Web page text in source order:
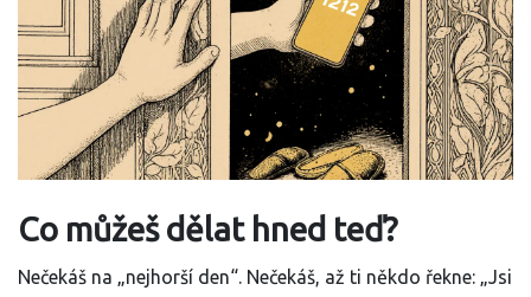
Co můžeš dělat hned teď?
Nečekáš na „nejhorší den“. Nečekáš, až ti někdo řekne: „Jsi